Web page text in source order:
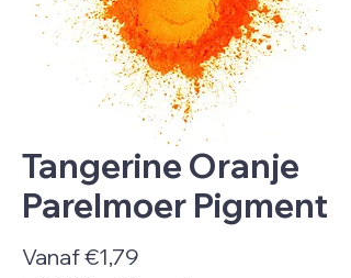
Tangerine Oranje
Parelmoer Pigment
Vanaf€1,79